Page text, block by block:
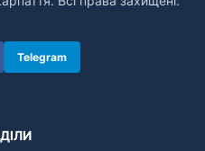
Telegram